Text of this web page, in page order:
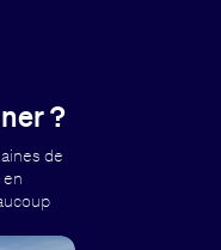
?
de